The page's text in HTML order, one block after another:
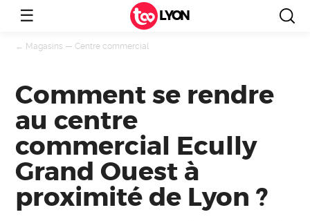
☰ LYON
← Magasins —Centre commercial
Comment se rendre
au centre
commercial Ecully
Grand Ouest à
proximité de Lyon ?